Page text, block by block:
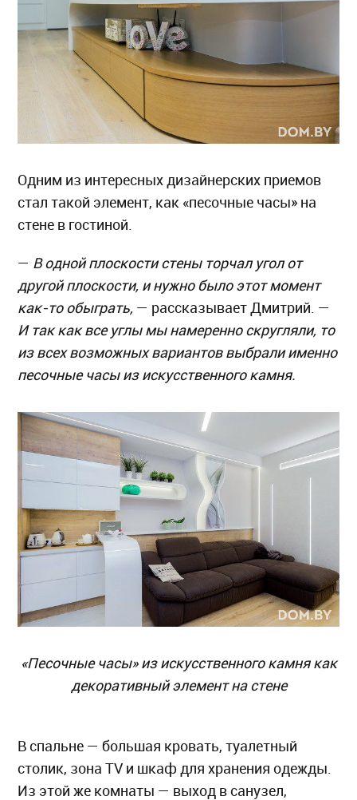
Одним из интересных дизайнерских приемов
стал такой элемент, как «песочные часы» на
стене в гостиной.
— В одной плоскости стены торчал угол от
другой плоскости, и нужно было этот момент
как-то обыграть, — рассказывает Дмитрий. —
И так как все углы мы намеренно скругляли, то
из всех возможных вариантов выбрали именно
песочные часы из искусственного камня.
«Песочные часы» из искусственного камня как
декоративный элемент на стене
В спальне — большая кровать, туалетный
столик, зона TV и шкаф для хранения одежды.
Из этой же комнаты — выход в санузел,